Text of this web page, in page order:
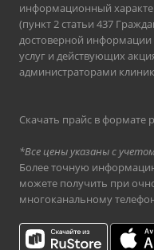
информационный
(пункт 2 статьи 437
достоверной информации
услуг и действующих
администраторами
Скачать прайс в формате
*Все цены указаны с
Более точную
можете получить при
многоканальному